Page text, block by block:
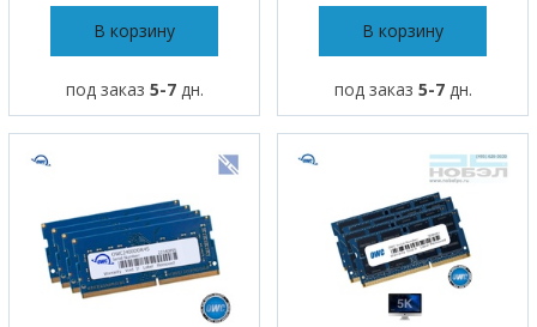
В корзину
под заказ 5-7дн.
В корзину
под заказ 5-7дн.